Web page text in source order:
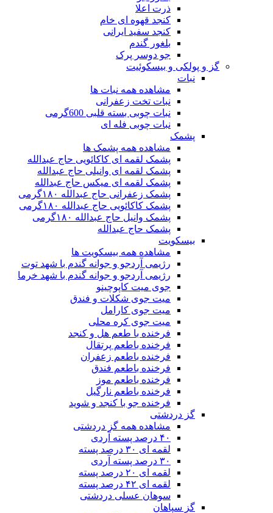
ذرت اعلا
کنجد قهوه ای خام
کنجد سفید ایرانی
بلغور گندم
جو دوسر پرک
گز و پولکی و بیسکوئیت
نبات
مشاهده همه نبات ها
نبات تخت زعفرانی
نبات چوبی بسته قلبی 600گرمی
نبات چوبی فله ای
پشمک
مشاهده همه پشمک ها
پشمک لقمه ای کاکائویی حاج عبدالله
پشمک لقمه ای وانیلی حاج عبدالله
پشمک لقمه ای میکس حاج عبدالله
پشمک زعفرانی حاج عبدالله ۱۸۰گرمی
پشمک کاکائویی حاج عبدالله ۱۸۰گرمی
پشمک وانیل حاج عبدالله ۱۸۰گرمی
پشمک حاج عبدالله
بیسکویت
مشاهده همه بیسکویت ها
رژیمی آردجو و جوانه گندم با شهد توت
رژیمی آردجو و جوانه گندم با شهد خرما
جوی میت کاپوچینو
میت جوی شکلات و فندق
میت جوی کارامل
میت جوی کره محلی
فرخنده با طعم هل و کنجد
فرخنده باطعم پرتقال
فرخنده باطعم زعفران
فرخنده باطعم فندق
فرخنده باطعم موز
فرخنده باطعم نارگیل
فرخنده جو با کنجد و شوید
گز دردشتی
مشاهده همه گز دردشتی
۴۰ درصد پسته آردی
لقمه ای ۳۰ درصد پسته
۳۰ درصد پسته آردی
لقمه ای ۲۰ درصد پسته
لقمه ای ۴۲ درصد پسته
سوهان عسلی دردشتی
گز سپاهان